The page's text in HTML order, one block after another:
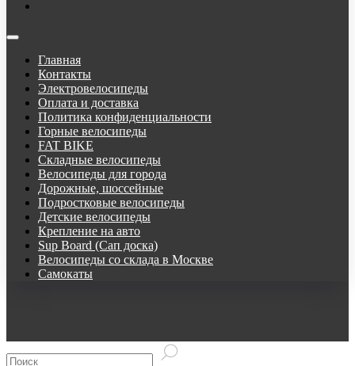
Главная
Контакты
Электровелосипеды
Оплата и доставка
Политика конфиденциальности
Горные велосипеды
FAT BIKE
Складные велосипеды
Велосипеды для города
Дорожные, шоссейные
Подростковые велосипеды
Детские велосипеды
Крепление на авто
Sup Board (Сап доска)
Велосипеды со склада в Москве
Самокаты